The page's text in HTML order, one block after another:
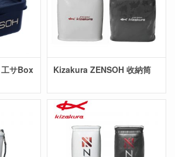
サBox
Kizakura ZENSOH 收納筒